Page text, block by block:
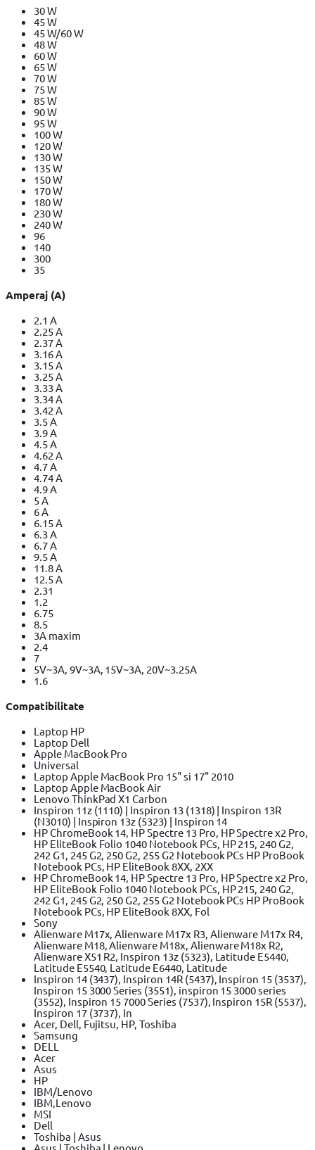
30 W
45 W
45 W/60 W
48 W
60 W
65 W
70 W
75 W
85 W
90 W
95 W
100 W
120 W
130 W
135 W
150 W
170 W
180 W
230 W
240 W
96
140
300
35
Amperaj (A)
2.1 A
2.25 A
2.37 A
3.16 A
3.15 A
3.25 A
3.33 A
3.34 A
3.42 A
3.5 A
3.9 A
4.5 A
4.62 A
4.7 A
4.74 A
4.9 A
5 A
6 A
6.15 A
6.3 A
6.7 A
9.5 A
11.8 A
12.5 A
2.31
1.2
6.75
8.5
3A maxim
2.4
7
5V~3A, 9V~3A, 15V~3A, 20V~3.25A
1.6
Compatibilitate
Laptop HP
Laptop Dell
Apple MacBook Pro
Universal
Laptop Apple MacBook Pro 15" si 17" 2010
Laptop Apple MacBook Air
Lenovo ThinkPad X1 Carbon
Inspiron 11z (1110) | Inspiron 13 (1318) | Inspiron 13R
(N3010) | Inspiron 13z (5323) | Inspiron 14
HP ChromeBook 14, HP Spectre 13 Pro, HP Spectre x2 Pro,
HP EliteBook Folio 1040 Notebook PCs, HP 215, 240 G2,
242 G1, 245 G2, 250 G2, 255 G2 Notebook PCs HP ProBook
Notebook PCs, HP EliteBook 8XX, 2XX
HP ChromeBook 14, HP Spectre 13 Pro, HP Spectre x2 Pro,
HP EliteBook Folio 1040 Notebook PCs, HP 215, 240 G2,
242 G1, 245 G2, 250 G2, 255 G2 Notebook PCs HP ProBook
Notebook PCs, HP EliteBook 8XX, Fol
Sony
Alienware M17x, Alienware M17x R3, Alienware M17x R4,
Alienware M18, Alienware M18x, Alienware M18x R2,
Alienware X51 R2, Inspiron 13z (5323), Latitude E5440,
Latitude E5540, Latitude E6440, Latitude
Inspiron 14 (3437), Inspiron 14R (5437), Inspiron 15 (3537),
Inspiron 15 3000 Series (3551), inspiron 15 3000 series
(3552), Inspiron 15 7000 Series (7537), Inspiron 15R (5537),
Inspiron 17 (3737), In
Acer, Dell, Fujitsu, HP, Toshiba
Samsung
DELL
Acer
Asus
HP
IBM/Lenovo
IBM,Lenovo
MSI
Dell
Toshiba | Asus